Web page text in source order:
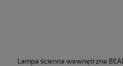
Lampa ścienna wewnętrzna